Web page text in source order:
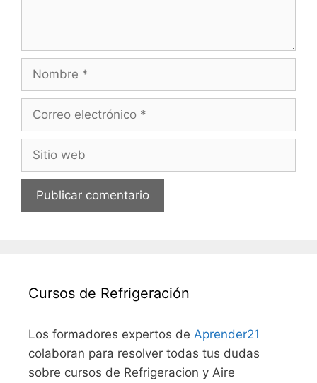
Nombre
Correo
Sitio
Cursos de Refrigeración
Los formadores expertos de Aprender21
colaboran para resolver todas tus dudas
sobre cursos de Refrigeracion y Aire